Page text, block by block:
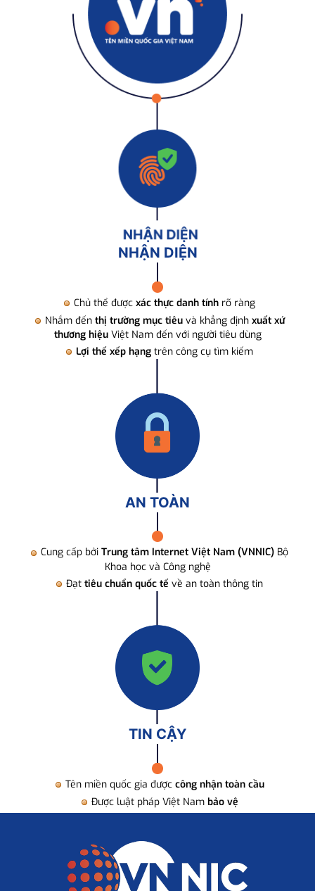
NHẬN DIỆN
Chủ thể được xác thực danh tính rõ ràng
Nhắm đến thị trường mục tiêuvà khẳng định xuất xứ
thương hiệuViệt Nam đến với người tiêu dùng
Lợi thế xếp hạng trên công cụ tìm kiếm
AN TOÀN
Cung cấp bởi Trung tâm Internet Việt Nam (VNNIC) Bộ
Khoa học và Công nghệ
Đạt tiêu chuẩn quốc tế về an toàn thông tin
TIN CẬY
Tên miền quốc gia được công nhận toàn cầu
Được luật pháp Việt Nam bảo vệ